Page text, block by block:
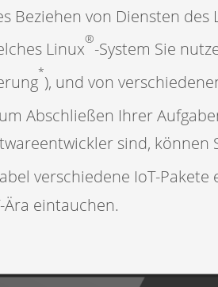
Beziehen von Diensten des
Linux®-System Sie
*), und von
Abschließen Ihrer
sind, können
verschiedene IoT-Pakete
eintauchen.